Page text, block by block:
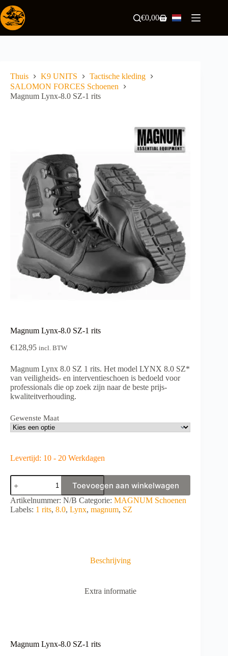
naar
de
inhoud
Winkelwagen
€0,00
Thuis K9 UNITS
Tactische kleding
SALOMON FORCES Schoenen
Magnum Lynx-8.0 SZ-1 rits
Magnum Lynx-8.0 SZ-1 rits
€128,95 incl. BTW
Magnum Lynx 8.0 SZ 1 rits. Het model LYNX 8.0 SZ*
van veiligheids- en interventieschoen is bedoeld voor
professionals die op zoek zijn naar de beste prijs-
kwaliteitverhouding.
Gewenste Maat
Levertijd: 10 - 20 Werkdagen
Magnum
Lynx-
8.0
SZ-
1
Toevoegen aan winkelwagen
A
l
Artikelnummer: N/B Categorie: MAGNUM Schoenen
Labels: 1 rits, 8.0, Lynx, magnum, SZ
Beschrijving
Extra informatie
Magnum Lynx-8.0 SZ-1 rits